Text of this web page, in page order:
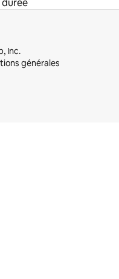
Inc.
générales